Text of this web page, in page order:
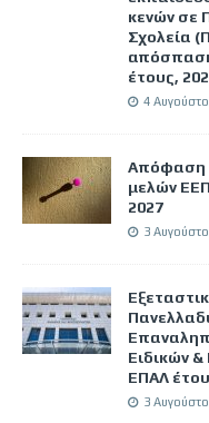
κενών σε
Σχολεία
απόσπαση
έτους,
4
Απόφαση
μελών
2027
3
Ειδικών
ΕΠΑΛ
3